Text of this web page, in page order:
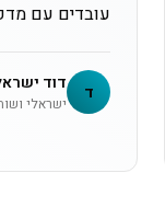
עובדים עם
ד דוד
ישראלי